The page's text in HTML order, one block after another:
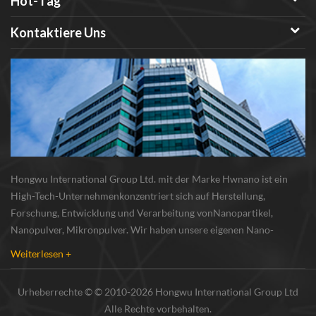
Kontaktiere Uns
Hongwu International Group Ltd. mit der Marke Hwnano ist ein
High-Tech-Unternehmenkonzentriert sich auf Herstellung,
Forschung, Entwicklung und Verarbeitung vonNanopartikel,
Nanopulver, Mikronpulver. Wir haben unsere eigenen Nano-
Weiterlesen +
Urheberrechte © © 2010-2026 Hongwu International Group Ltd
Alle Rechte vorbehalten.